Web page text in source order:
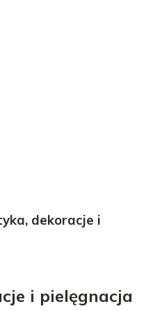
dekoracje i
i pielęgnacja